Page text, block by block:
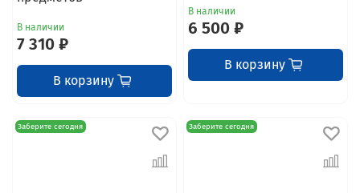
В наличии
7 310 ₽
В корзину
В наличии
6 500 ₽
В корзину
Заберите сегодня Заберите сегодня